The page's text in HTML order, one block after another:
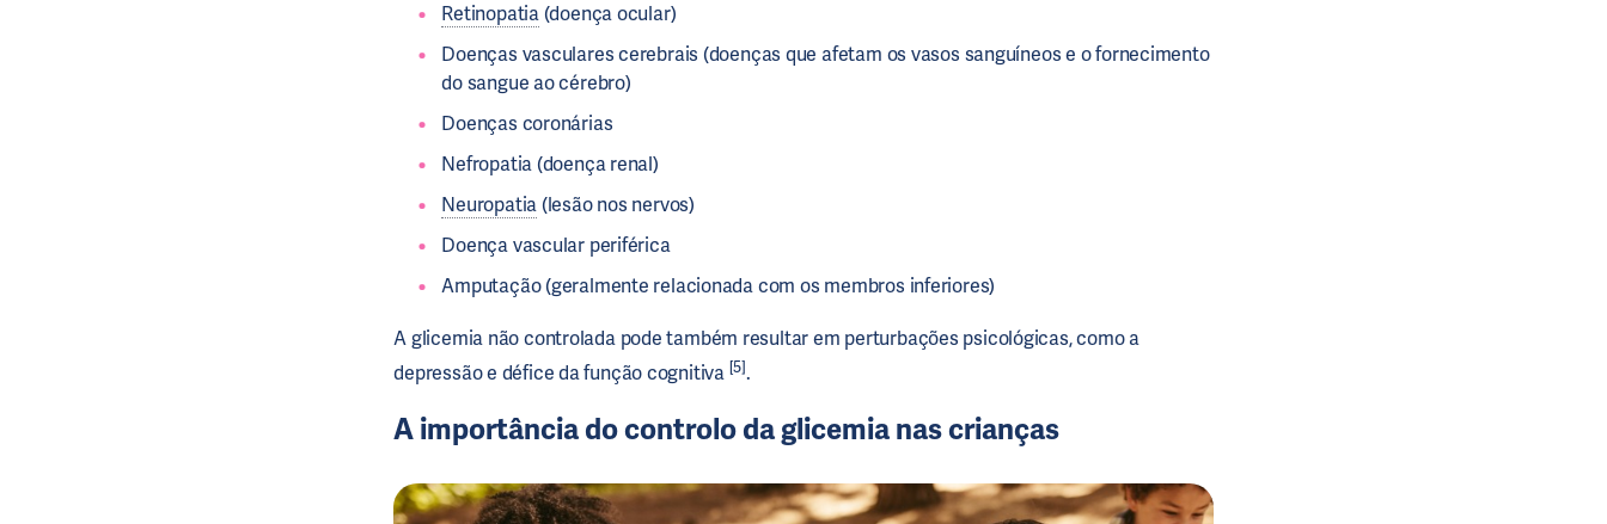
Retinopatia(doença ocular)
Doenças vasculares cerebrais (doenças que afetam os vasos sanguíneos e o fornecimento
do sangue ao cérebro)
Doenças coronárias
Nefropatia (doença renal)
Neuropatia(lesão nos nervos)
Doença vascular periférica
Amputação (geralmente relacionada com os membros inferiores)
A glicemia não controlada pode também resultar em perturbações psicológicas, como a
depressão e défice da função cognitiva [5].
A importância do controlo da glicemia nas crianças